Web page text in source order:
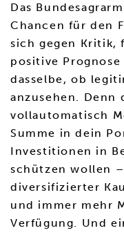
Das
Chancen für den
sich gegen Kritik,
positive
dasselbe, ob
anzusehen. Denn
vollautomatisch
Summe in dein
Investitionen in
schützen wollen
diversifizierter
und immer mehr
Verfügung. Und